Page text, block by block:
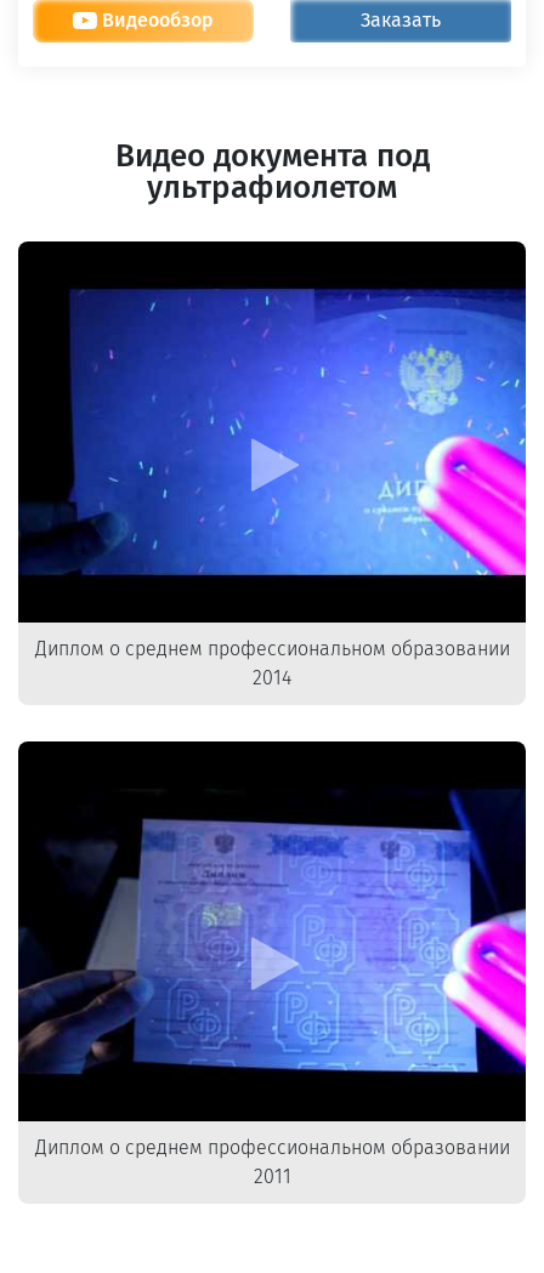
Видеообзор Заказать
Видео документа под
ультрафиолетом
Диплом о среднем профессиональном образовании
2014
Диплом о среднем профессиональном образовании
2011